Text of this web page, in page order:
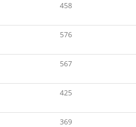
458
576
567
425
369